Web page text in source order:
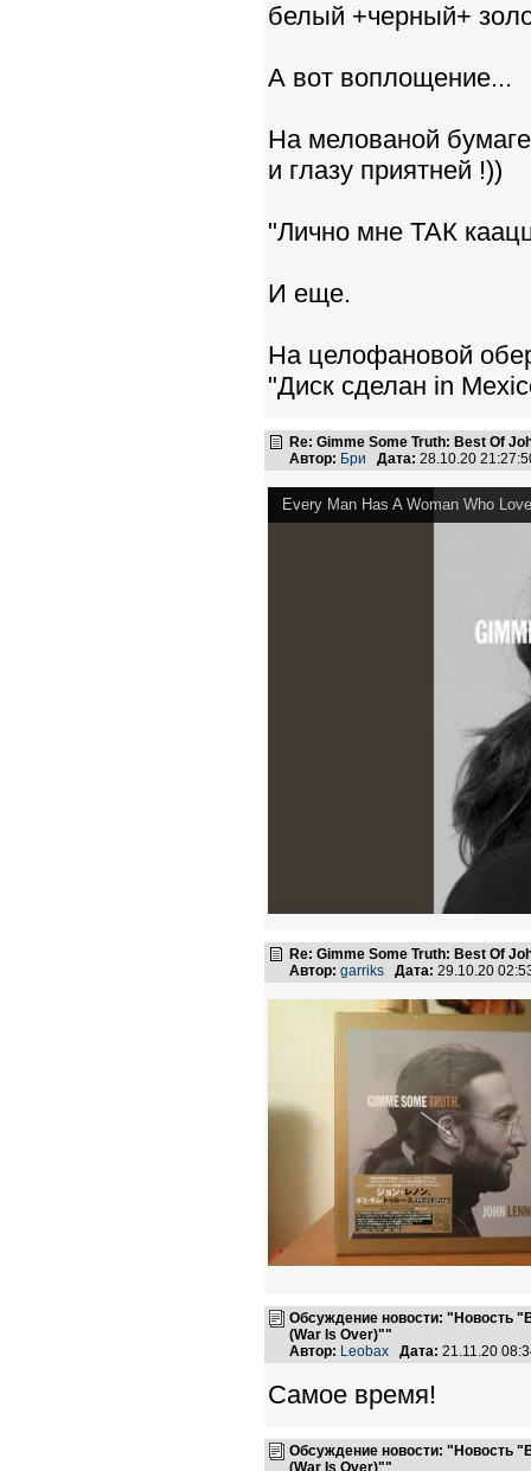
белый +черный+
А вот воплощение...
На мелованой
и глазу приятней !))
"Лично мне ТАК
И еще.
На целофановой
"Диск сделан in
Re: Gimme Some Truth: Best Of
Автор: Бри Дата: 28.10.20
Every Man Has A Woman Who
Re: Gimme Some Truth: Best Of
Автор: garriks Дата: 29.10.20
Обсуждение новости: "Новость
(War Is Over)""
Автор: Leobax Дата: 21.11.20
Самое время!
Обсуждение новости: "Новость
(War Is Over)""